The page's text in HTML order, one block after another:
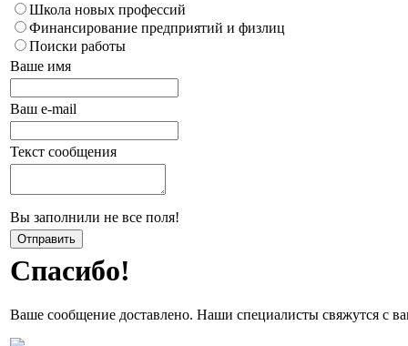
Школа новых профессий
Финансирование предприятий и физлиц
Поиски работы
Ваше имя
Ваш e-mail
Текст сообщения
Вы заполнили не все поля!
Спасибо!
Ваше сообщение доставлено. Наши специалисты свяжутся с